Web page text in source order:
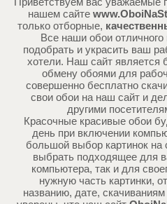
нашем сайте
только отборные,
Все наши обои
подобрать и украсить ваш
хотели. Наш сайт является
обмену обоями для
совершенно бесплатно
свои обои на наш сайт и
другими
Красочные красивые обои
день при включении
большой выбор картинок на
выбрать подходящее для
компьютера, так и для
нужную часть картинки,
названию, дате,